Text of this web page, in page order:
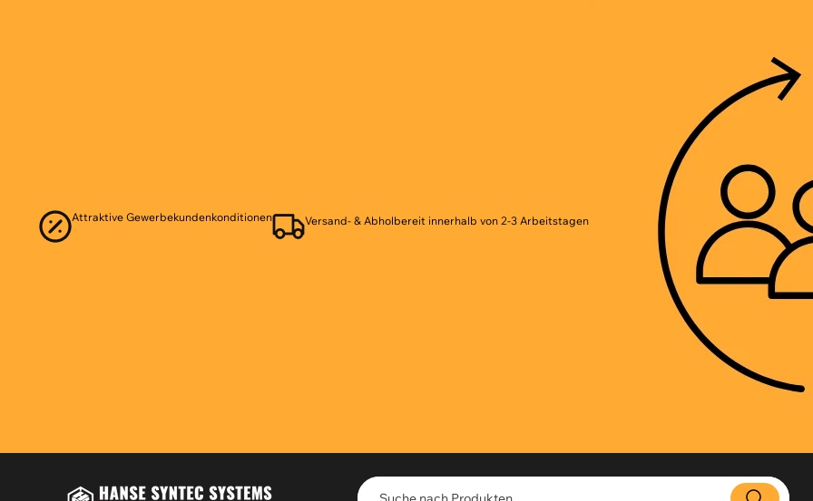
Attraktive Gewerbekundenkonditionen Versand- & Abholbereit innerhalb von 2-3 Arbeitstagen